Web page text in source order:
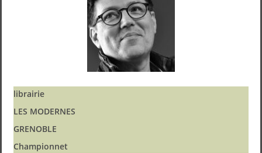
librairie
LES MODERNES
GRENOBLE
Championnet